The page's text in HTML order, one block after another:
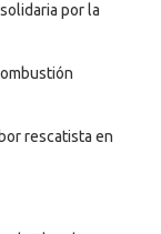
por la
rescatista en